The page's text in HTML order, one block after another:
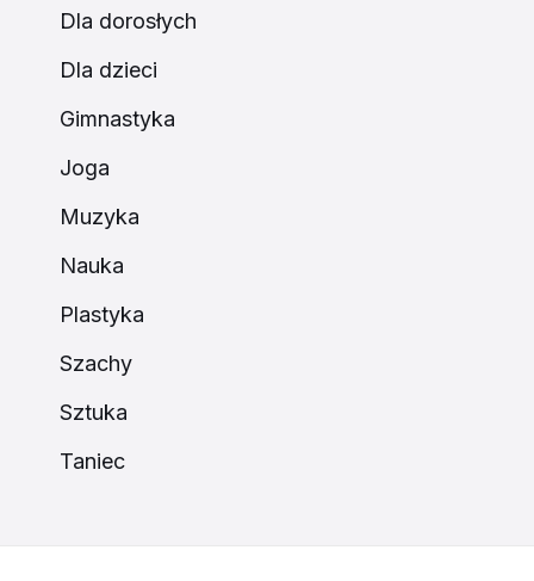
Dla dorosłych
Dla dzieci
Gimnastyka
Joga
Muzyka
Nauka
Plastyka
Szachy
Sztuka
Taniec